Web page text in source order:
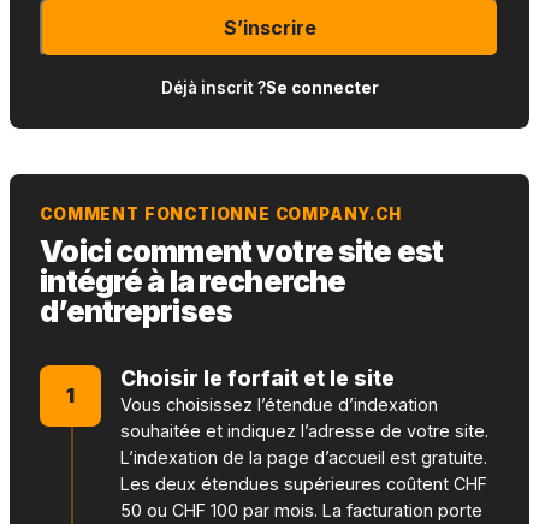
S’inscrire
Déjà inscrit ?Se connecter
COMMENT FONCTIONNE COMPANY.CH
Voici comment votre site est
intégré à la recherche
d’entreprises
1
Choisir le forfait et le site
Vous choisissez l’étendue d’indexation
souhaitée et indiquez l’adresse de votre site.
L’indexation de la page d’accueil est gratuite.
Les deux étendues supérieures coûtent CHF
50 ou CHF 100 par mois. La facturation porte